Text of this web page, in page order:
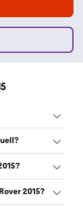
zwischen
davon
122 und
2015?